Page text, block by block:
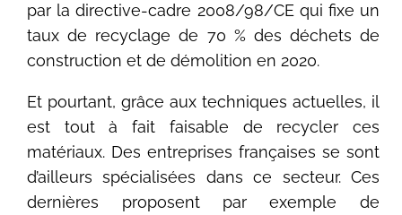
par la directive-cadre 2008/98/CE qui fixe un
taux de recyclage de 70 % des déchets de
construction et de démolition en 2020.
Et pourtant, grâce aux techniques actuelles, il
est tout à fait faisable de recycler ces
matériaux. Des entreprises françaises se sont
d’ailleurs spécialisées dans ce secteur. Ces
dernières proposent par exemple de